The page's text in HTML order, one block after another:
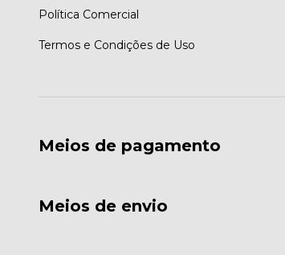
Política Comercial
Termos e Condições de Uso
Meios de pagamento
Meios de envio